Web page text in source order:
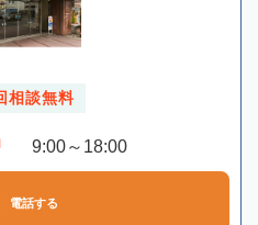
相談無料
9:00～18:00
電話する